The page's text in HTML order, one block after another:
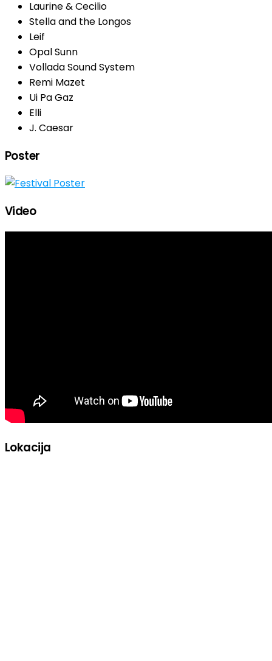
Laurine & Cecilio
Stella and the Longos
Leif
Opal Sunn
Vollada Sound System
Remi Mazet
Ui Pa Gaz
Elli
J. Caesar
Poster
Video
Lokacija